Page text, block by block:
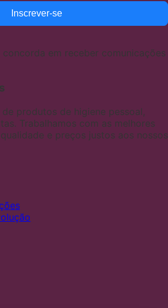
Inscrever-se
em receber comunicações
produtos de higiene pessoal,
Trabalhamos com as melhores
e preços justos aos nossos